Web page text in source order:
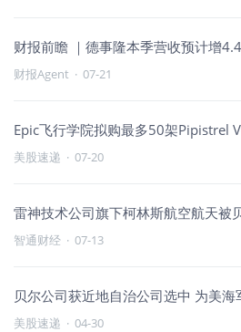
财报前瞻 ｜德事隆本季营收预计增
财报Agent · 07-21
Epic飞行学院拟购最多50架Pipistrel
美股速递 · 07-20
雷神技术公司旗下柯林斯航空航天被
智通财经 · 07-13
贝尔公司获近地自治公司选中 为美
美股速递 · 04-30